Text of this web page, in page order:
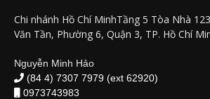
Chi nhánh Hồ Chí MinhTầng 5 Tòa Nhà
Văn Tần, Phường 6, Quận 3, TP. Hồ Chí
Nguyễn Minh Hảo
(84 4) 7307 7979 (ext 62920)
0973743983